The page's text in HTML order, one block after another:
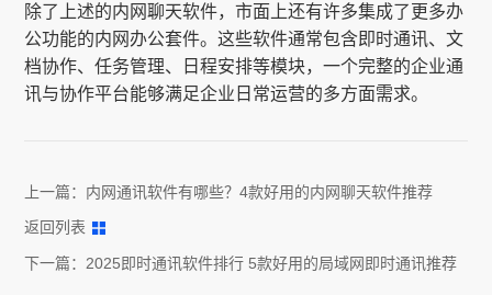
除了上述的内网聊天软件，市面上还有许多集成了更多办
公功能的内网办公套件。这些软件通常包含即时通讯、文
档协作、任务管理、日程安排等模块，一个完整的企业通
讯与协作平台能够满足企业日常运营的多方面需求。
上一篇： 内网通讯软件有哪些？4款好用的内网聊天软件推荐
返回列表
下一篇：2025即时通讯软件排行 5款好用的局域网即时通讯推荐